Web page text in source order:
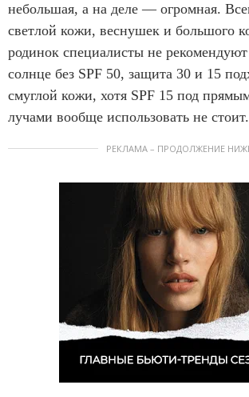
небольшая, а на деле — огромная.
светлой кожи, веснушек и большого
родинок специалисты не рекомендуют
солнце без SPF 50, защита 30 и 15
смуглой кожи, хотя SPF 15 под
лучами вообще использовать не стоит.
РЕКЛАМА – ПРОДОЛЖЕНИЕ